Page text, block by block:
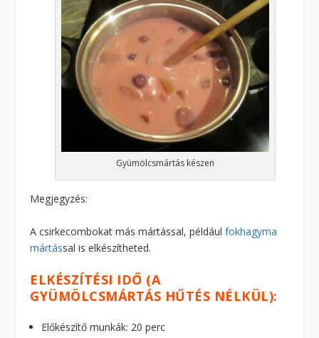
Gyümölcsmártás készen
Megjegyzés:
A csirkecombokat más mártással, példáulfokhagyma
mártással is elkészítheted.
ELKÉSZÍTÉSI IDŐ (A
GYÜMÖLCSMÁRTÁS HŰTÉS NÉLKÜL):
Előkészítő munkák: 20 perc